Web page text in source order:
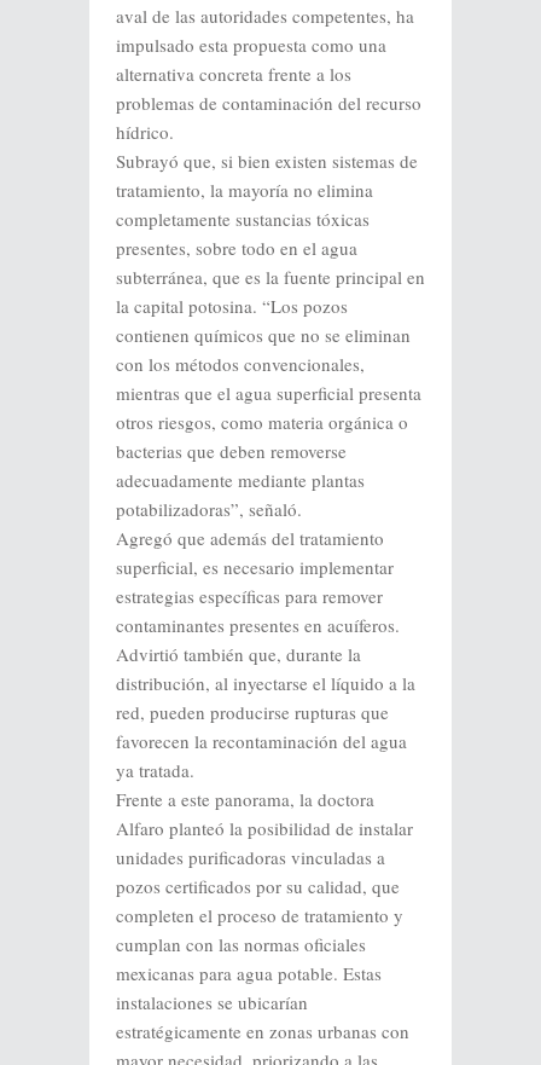
aval de las autoridades competentes, ha
impulsado esta propuesta como una
alternativa concreta frente a los
problemas de contaminación del recurso
hídrico.
Subrayó que, si bien existen sistemas de
tratamiento, la mayoría no elimina
completamente sustancias tóxicas
presentes, sobre todo en el agua
subterránea, que es la fuente principal en
la capital potosina. “Los pozos
contienen químicos que no se eliminan
con los métodos convencionales,
mientras que el agua superficial presenta
otros riesgos, como materia orgánica o
bacterias que deben removerse
adecuadamente mediante plantas
potabilizadoras”, señaló.
Agregó que además del tratamiento
superficial, es necesario implementar
estrategias específicas para remover
contaminantes presentes en acuíferos.
Advirtió también que, durante la
distribución, al inyectarse el líquido a la
red, pueden producirse rupturas que
favorecen la recontaminación del agua
ya tratada.
Frente a este panorama, la doctora
Alfaro planteó la posibilidad de instalar
unidades purificadoras vinculadas a
pozos certificados por su calidad, que
completen el proceso de tratamiento y
cumplan con las normas oficiales
mexicanas para agua potable. Estas
instalaciones se ubicarían
estratégicamente en zonas urbanas con
mayor necesidad, priorizando a las